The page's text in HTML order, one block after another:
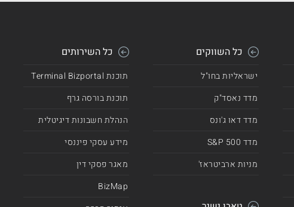
כל השווקים
ישראליות בחו"ל
מדד נאסד"ק
מדד דאו ג'ונס
מדד 500 S&P
מניות ארביטראז'
כל השירותים
תוכנת Terminal Bizportal
תוכנת בורסה גרף
הנהלת חשבונות דיגיטלית
מידע עסקי פיננסי
מאגר פסקי דין
BizMap